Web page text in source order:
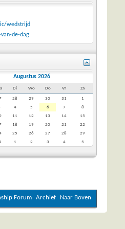
wedstrijd
de-dag
Augustus 2026
Di Wo Do Vr Za
28 29 30 31
1
4 5 6 7
8
11 12 13 14
15
18 19 20 21
22
25 26 27 28
29
1 2 3 4 5
Forum Archief Naar Boven